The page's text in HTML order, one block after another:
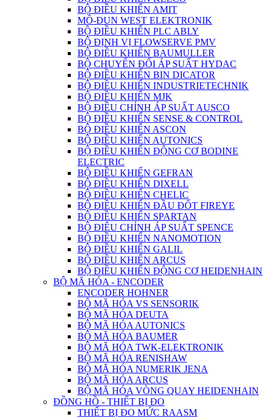
BỘ ĐIỀU KHIỂN AMIT
MÔ-ĐUN WEST ELEKTRONIK
BỘ ĐIỀU KHIỂN PLC ABLY
BỘ ĐỊNH VỊ FLOWSERVE PMV
BỘ ĐIỀU KHIỂN BAUMULLER
BỘ CHUYỂN ĐỔI ÁP SUẤT HYDAC
BỘ ĐIỀU KHIỂN BIN DICATOR
BỘ ĐIỀU KHIỂN INDUSTRIETECHNIK
BỘ ĐIỀU KHIỂN MJK
BỘ ĐIỀU CHỈNH ÁP SUẤT AUSCO
BỘ ĐIỀU KHIỂN SENSE & CONTROL
BỘ ĐIỀU KHIỂN ASCON
BỘ ĐIỀU KHIỂN AUTONICS
BỘ ĐIỀU KHIỂN ĐỘNG CƠ BODINE
ELECTRIC
BỘ ĐIỀU KHIỂN GEFRAN
BỘ ĐIỀU KHIỂN DIXELL
BỘ ĐIỀU KHIỂN CHELIC
BỘ ĐIỀU KHIỂN ĐẦU ĐỐT FIREYE
BỘ ĐIỀU KHIỂN SPARTAN
BỘ ĐIÊU CHỈNH ÁP SUẤT SPENCE
BỘ ĐIỀU KHIỂN NANOMOTION
BỘ ĐIỀU KHIỂN GALIL
BỘ ĐIỀU KHIỂN ARCUS
BỘ ĐIỀU KHIỂN ĐỘNG CƠ HEIDENHAIN
BỘ MÃ HÓA - ENCODER
ENCODER HOHNER
BỘ MÃ HÓA VS SENSORIK
BỘ MÃ HÓA DEUTA
BỘ MÃ HÓA AUTONICS
BỘ MÃ HÓA BAUMER
BỘ MÃ HÓA TWK-ELEKTRONIK
BỘ MÃ HÓA RENISHAW
BỘ MÃ HÓA NUMERIK JENA
BỘ MÃ HÓA ARCUS
BỘ MÃ HÓA VÒNG QUAY HEIDENHAIN
ĐỒNG HỒ - THIẾT BỊ ĐO
THIẾT BỊ ĐO MỨC RAASM